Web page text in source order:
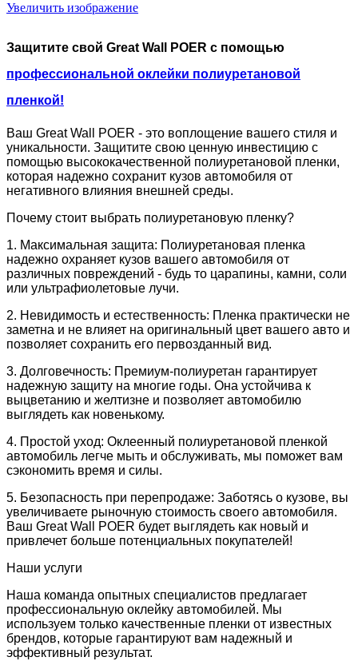
Увеличить изображение
Защитите свой Great Wall POER с помощью
профессиональной оклейки полиуретановой
пленкой!
Ваш Great Wall POER - это воплощение вашего стиля и
уникальности. Защитите свою ценную инвестицию с
помощью высококачественной полиуретановой пленки,
которая надежно сохранит кузов автомобиля от
негативного влияния внешней среды.
Почему стоит выбрать полиуретановую пленку?
1. Максимальная защита: Полиуретановая пленка
надежно охраняет кузов вашего автомобиля от
различных повреждений - будь то царапины, камни, соли
или ультрафиолетовые лучи.
2. Невидимость и естественность: Пленка практически не
заметна и не влияет на оригинальный цвет вашего авто и
позволяет сохранить его первозданный вид.
3. Долговечность: Премиум-полиуретан гарантирует
надежную защиту на многие годы. Она устойчива к
выцветанию и желтизне и позволяет автомобилю
выглядеть как новенькому.
4. Простой уход: Оклеенный полиуретановой пленкой
автомобиль легче мыть и обслуживать, мы поможет вам
сэкономить время и силы.
5. Безопасность при перепродаже: Заботясь о кузове, вы
увеличиваете рыночную стоимость своего автомобиля.
Ваш Great Wall POER будет выглядеть как новый и
привлечет больше потенциальных покупателей!
Наши услуги
Наша команда опытных специалистов предлагает
профессиональную оклейку автомобилей. Мы
используем только качественные пленки от известных
брендов, которые гарантируют вам надежный и
эффективный результат.